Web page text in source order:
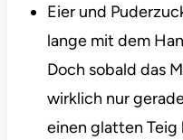
Eier und
lange mit dem
Doch sobald das
wirklich nur
einen glatten Teig